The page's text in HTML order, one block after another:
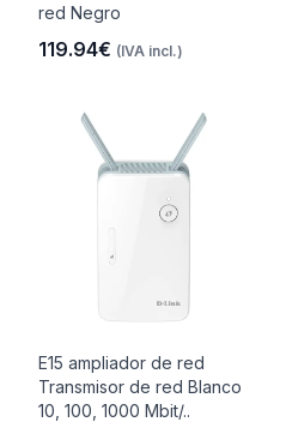
red Negro
119.94€ (IVA incl.)
E15 ampliador de red
Transmisor de red Blanco
10, 100, 1000 Mbit/..